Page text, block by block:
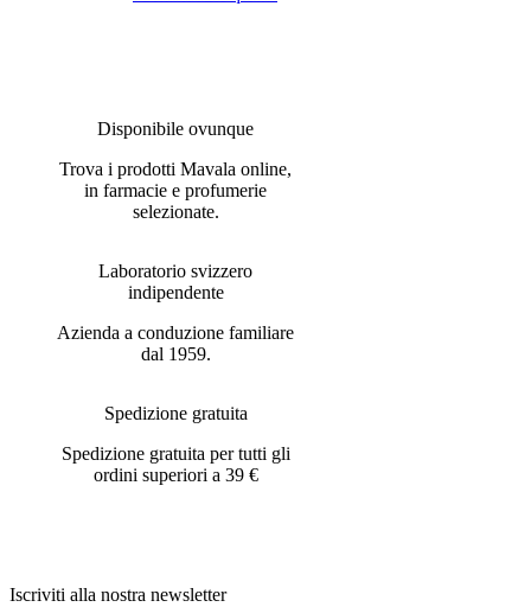
Disponibile ovunque
Trova i prodotti Mavala online,
in farmacie e profumerie
selezionate.
Laboratorio svizzero
indipendente
Azienda a conduzione familiare
dal 1959.
Spedizione gratuita
Spedizione gratuita per tutti gli
ordini superiori a 39 €
Iscriviti alla nostra newsletter